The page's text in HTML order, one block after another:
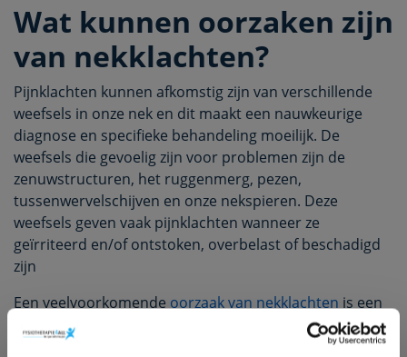
Wat kunnen oorzaken zijn
van nekklachten?
Pijnklachten kunnen afkomstig zijn van verschillende
weefsels in onze nek en dit maakt een nauwkeurige
diagnose en specifieke behandeling moeilijk. De
weefsels die gevoelig zijn voor problemen zijn de
zenuwstructuren, het ruggenmerg, pezen,
tussenwervelschijven en onze nekspieren. Deze
weefsels geven vaak pijnklachten wanneer ze
geïrriteerd en/of ontstoken, overbelast of beschadigd
zijn
Een veelvoorkomende oorzaak van nekklachten is een
bewegingsbeperking in het gewricht. Wanneer onze
nek beperkt is in bewegen kan dit pijnklachten